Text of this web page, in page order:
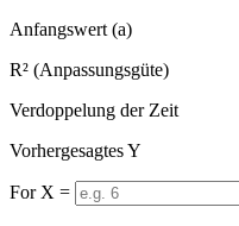
Anfangswert (a)
R² (Anpassungsgüte)
Verdoppelung der Zeit
Vorhergesagtes Y
For X =